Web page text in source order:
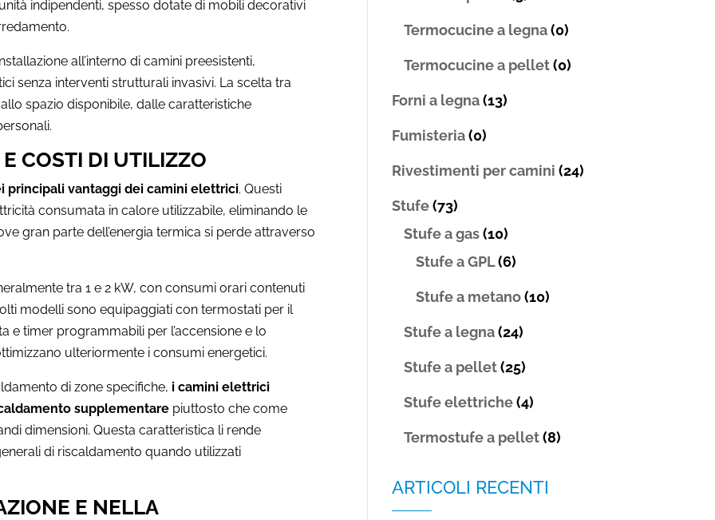
indipendenti, spesso dotate di mobili decorativi
all’interno di camini preesistenti,
senza interventi strutturali invasivi. La scelta tra
spazio disponibile, dalle caratteristiche
COSTI DI UTILIZZO
principali vantaggi dei camini elettrici. Questi
consumata in calore utilizzabile, eliminando le
gran parte dell’energia termica si perde attraverso
tra 1 e 2 kW, con consumi orari contenuti
modelli sono equipaggiati con termostati per il
e timer programmabili per l’accensione e lo
ulteriormente i consumi energetici.
di zone specifiche, i camini elettrici
supplementare piuttosto che come
dimensioni. Questa caratteristica li rende
di riscaldamento quando utilizzati
E NELLA
Termocucine a legna (0)
Termocucine a pellet (0)
Forni a legna (13)
Fumisteria (0)
Rivestimenti per camini (24)
Stufe (73)
Stufe a gas (10)
Stufe a GPL (6)
Stufe a metano (10)
Stufe a legna (24)
Stufe a pellet (25)
Stufe elettriche (4)
Termostufe a pellet (8)
ARTICOLI RECENTI